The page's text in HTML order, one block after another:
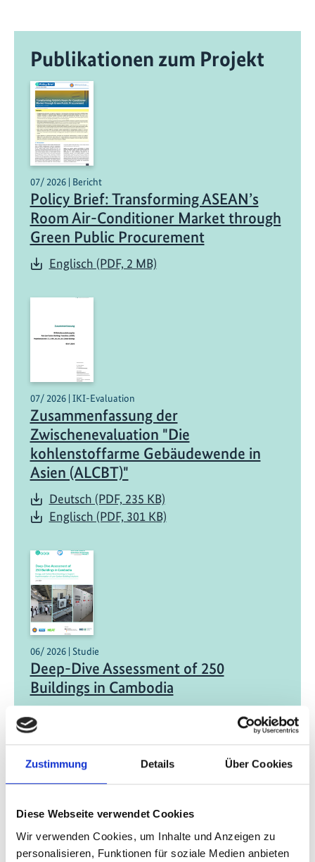
Zustimmung Details Über Cookies
Diese Webseite verwendet Cookies
Wir verwenden Cookies, um Inhalte und Anzeigen zu
personalisieren, Funktionen für soziale Medien anbieten
Publikationen zum Projekt
07/ 2026 | Bericht
Policy Brief: Transforming ASEAN’s
Room Air-Conditioner Market through
Green Public Procurement
Englisch (PDF, 2 MB)
07/ 2026 | IKI-Evaluation
Zusammenfassung der
Zwischenevaluation "Die
kohlenstoffarme Gebäudewende in
Asien (ALCBT)"
Deutsch (PDF, 235 KB)
Englisch (PDF, 301 KB)
06/ 2026 | Studie
Deep-Dive Assessment of 250
Buildings in Cambodia
01/ 2026 | Bericht